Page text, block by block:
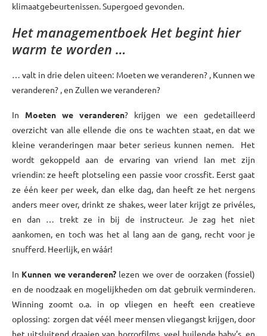
klimaatgebeurtenissen. Supergoed gevonden.
Het managementboek Het begint hier
warm te worden …
… valt in drie delen uiteen: Moeten we veranderen? , Kunnen we
veranderen? , en Zullen we veranderen?
In Moeten we veranderen? krijgen we een gedetailleerd
overzicht van alle ellende die ons te wachten staat, en dat we
kleine veranderingen maar beter serieus kunnen nemen. Het
wordt gekoppeld aan de ervaring van vriend Ian met zijn
vriendin: ze heeft plotseling een passie voor crossfit. Eerst gaat
ze één keer per week, dan elke dag, dan heeft ze het nergens
anders meer over, drinkt ze shakes, weer later krijgt ze privéles,
en dan … trekt ze in bij de instructeur. Je zag het niet
aankomen, en toch was het al lang aan de gang, recht voor je
snufferd. Heerlijk, en wáár!
In Kunnen we veranderen? lezen we over de oorzaken (fossiel)
en de noodzaak en mogelijkheden om dat gebruik verminderen.
Winning zoomt o.a. in op vliegen en heeft een creatieve
oplossing: zorgen dat véél meer mensen vliegangst krijgen, door
het uitsluitend draaien van horrorfilms, veel huilende baby’s, en